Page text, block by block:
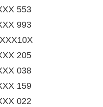
553
993
205
038
159
022